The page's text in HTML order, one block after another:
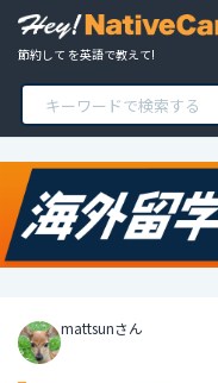
節約して を英語で教えて!
mattsunさん